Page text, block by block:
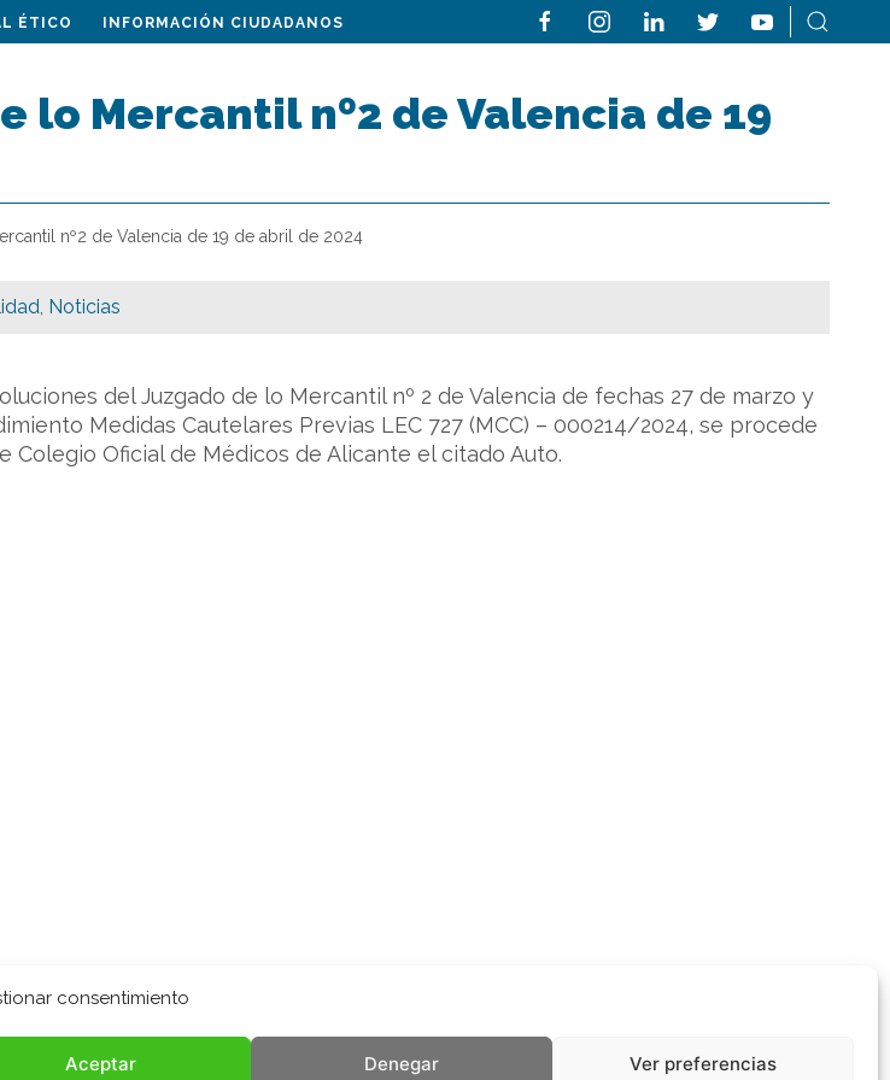
consentimiento
Aceptar Denegar Ver preferencias
ÉTICO INFORMACIÓN CIUDADANOS
lo Mercantil nº2 de Valencia de 19
nº2 de Valencia de 19 de abril de 2024
, Noticias
del Juzgado de lo Mercantil nº 2 de Valencia de fechas 27 de marzo y
Medidas Cautelares Previas LEC 727 (MCC) – 000214/2024, se procede
Oficial de Médicos de Alicante el citado Auto.